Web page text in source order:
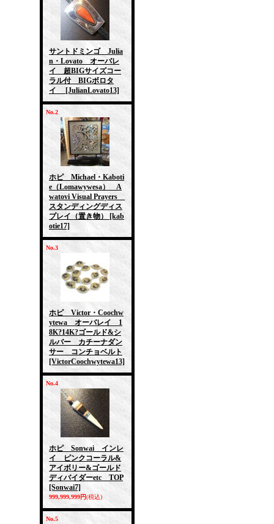
サントドミンゴ Julia
n・Lovato オーバレ
イ 超BIGサイズコー
ラル付 BIGボロタ
イ
[JulianLovato13]
No.2
ホピ Michael・Kaboti
e（Lomawywesa） A
watovi Visual Prayers
スタンディングディス
プレイ（置き物）
[kab
otie17]
No.3
ホピ Victor・Coochw
ytewa オーバレイ 1
8K?14K?ゴールド&シ
ルバー カチーナダン
サー コンチョベルト
[VictorCoochwytewa13]
No.4
ホピ Sonwai インレ
イ ピンクコーラル&
アイボリー&ゴールド
ディバイダーetc TOP
[Sonwai7]
999,999,999円(税込)
No.5